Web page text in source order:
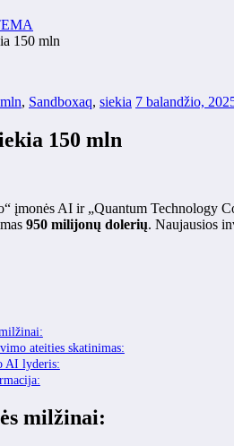
150 mln
mln, Sandboxaq, siekia 7 balandžio,
150 mln
įmonės AI ir „Quantum Technology
950 milijonų dolerių. Naujausios
ateities skatinimas:
AI lyderis:
milžinai: